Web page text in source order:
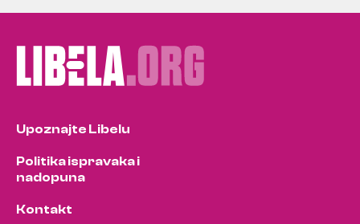
Upoznajte Libelu
Politika ispravaka i
nadopuna
Kontakt